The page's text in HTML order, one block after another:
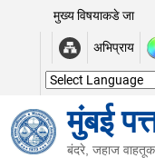
मुख्य विषयाकडे जा
अभिप्राय
मुंबई
बंदरे, जहाज